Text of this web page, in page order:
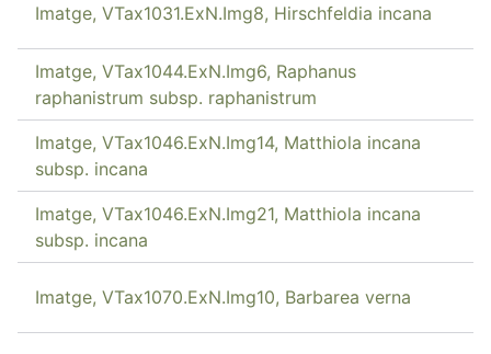
Imatge, VTax1031.ExN.Img8, Hirschfeldia incana
Imatge, VTax1044.ExN.Img6, Raphanus
raphanistrum subsp. raphanistrum
Imatge, VTax1046.ExN.Img14, Matthiola incana
subsp. incana
Imatge, VTax1046.ExN.Img21, Matthiola incana
subsp. incana
Imatge, VTax1070.ExN.Img10, Barbarea verna